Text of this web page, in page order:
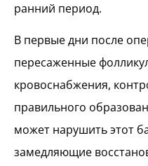
ранний период.
В первые дни после
пересаженные
кровоснабжения,
правильного
может нарушить этот
замедляющие